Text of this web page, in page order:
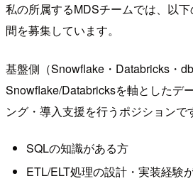
私の所属するMDSチームでは、以
間を募集しています。
基盤側（Snowflake・Databricks・
Snowflake/Databricksを軸としたデ
ング・導入支援を行うポジションで
SQLの知識がある方
ETL/ELT処理の設計・実装経験